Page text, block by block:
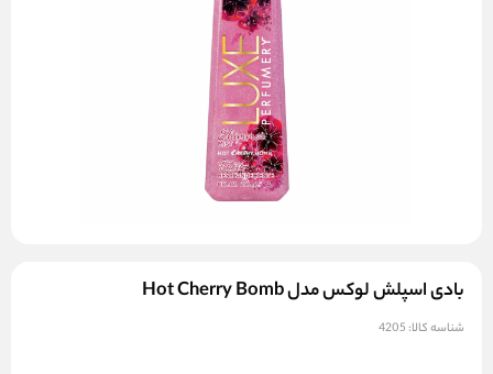
بادی اسپلش لوکس مدل Hot Cherry Bomb
شناسه کالا: 4205